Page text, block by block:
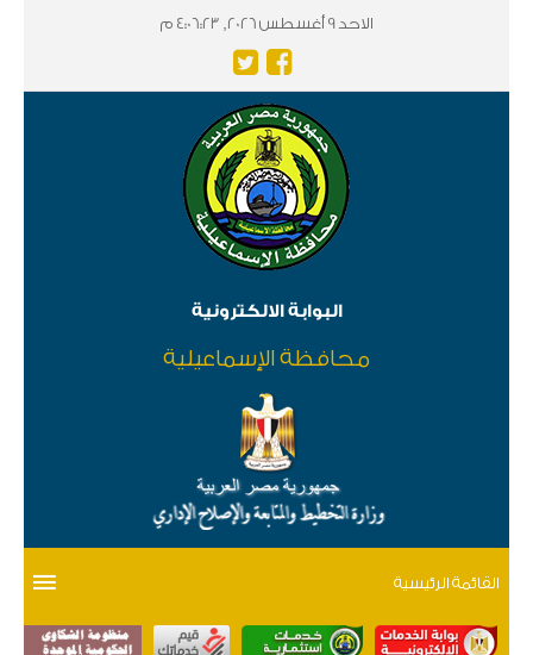
الاحد 9 أغسطس 2026, 4:06:23 م
البوابة الالكترونية
محافظة الإسماعيلية
القائمة الرئيسية